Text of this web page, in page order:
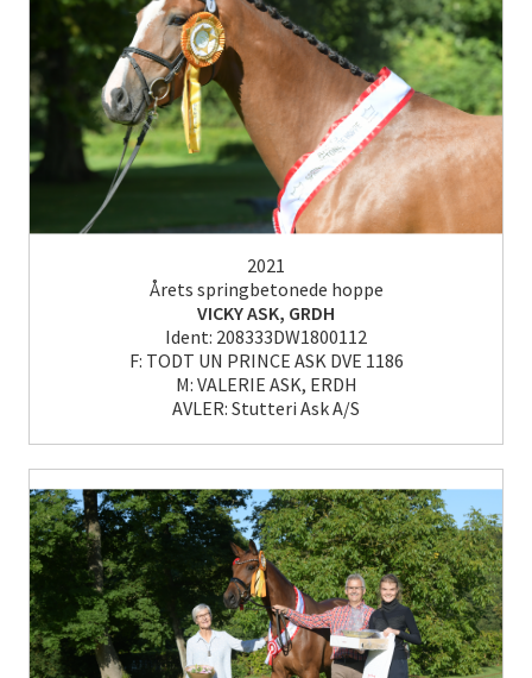
2021
Årets springbetonede hoppe
VICKY ASK, GRDH
Ident: 208333DW1800112
F: TODT UN PRINCE ASK DVE 1186
M: VALERIE ASK, ERDH
AVLER: Stutteri Ask A/S